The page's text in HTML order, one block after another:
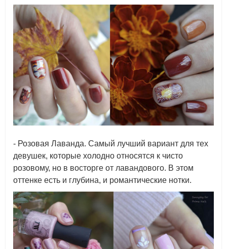
- Розовая Лаванда. Самый лучший вариант для тех
девушек, которые холодно относятся к чисто
розовому, но в восторге от лавандового. В этом
оттенке есть и глубина, и романтические нотки.